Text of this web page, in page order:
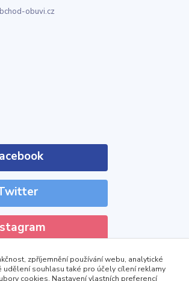
obuvi.cz
zpříjemnění používání webu, analytické
udělení souhlasu také pro účely cílení reklamy
cookies. Nastavení vlastních preferencí